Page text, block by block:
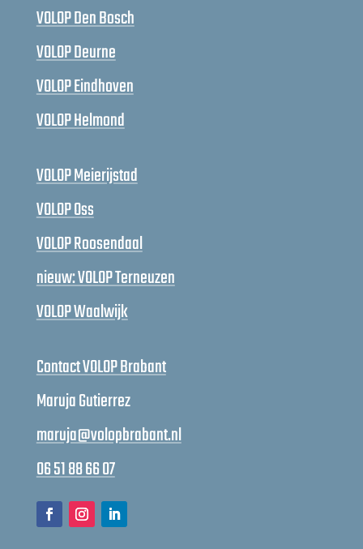
VOLOP Den Bosch
VOLOP Deurne
VOLOP Eindhoven
VOLOP Helmond
VOLOP Meierijstad
VOLOP Oss
VOLOP Roosendaal
nieuw: VOLOP Terneuzen
VOLOP Waalwijk
Contact VOLOP Brabant
Maruja Gutierrez
maruja@volopbrabant.nl
06 51 88 66 07